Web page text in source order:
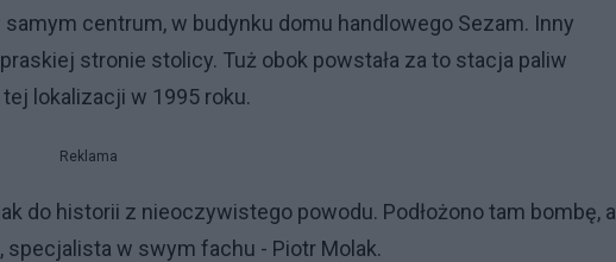
centrum, w budynku domu handlowego Sezam. Inny
stronie stolicy. Tuż obok powstała za to stacja paliw
lokalizacji w 1995 roku.
Reklama
do historii z nieoczywistego powodu. Podłożono tam bombę, a
w swym fachu - Piotr Molak.